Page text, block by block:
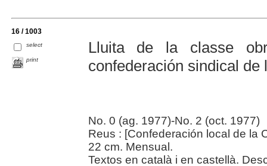
16 / 1003
select
print
Lluita de la classe
confederación sindical de
No. 0 (ag. 1977)-No. 2 (oct. 1977)
Reus : [Confederación local de la
22 cm. Mensual.
Textos en català i en castellà.